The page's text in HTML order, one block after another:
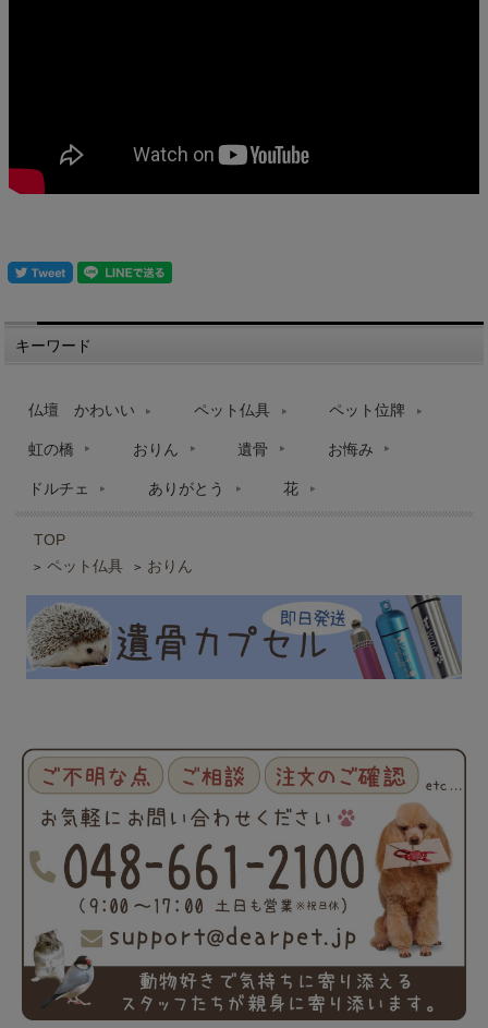
キーワード
仏壇 かわいい ペット仏具 ペット位牌
虹の橋 おりん 遺骨 お悔み
ドルチェ ありがとう 花
TOP
> ペット仏具 > おりん